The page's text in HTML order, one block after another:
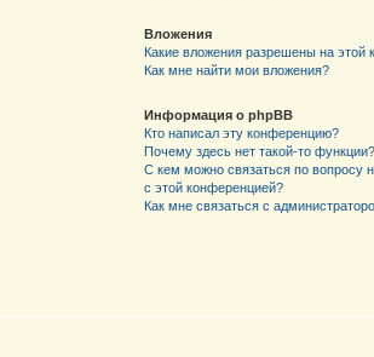
Вложения
Какие вложения разрешены на этой
Как мне найти мои вложения?
Информация о phpBB
Кто написал эту конференцию?
Почему здесь нет такой-то функции?
С кем можно связаться по вопросу
с этой конференцией?
Как мне связаться с